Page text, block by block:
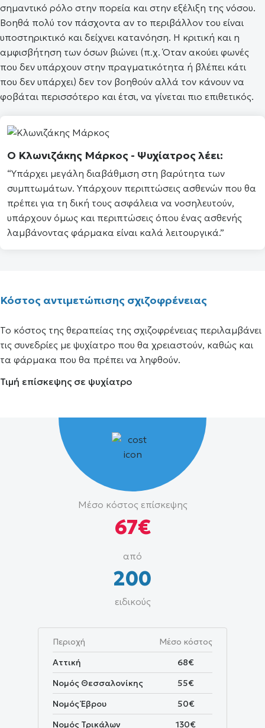
σημαντικό ρόλο στην πορεία και στην εξέλιξη της νόσου.
Βοηθά πολύ τον πάσχοντα αν το περιβάλλον του είναι
υποστηρικτικό και δείχνει κατανόηση. Η κριτική και η
αμφισβήτηση των όσων βιώνει (π.χ. Όταν ακούει φωνές
που δεν υπάρχουν στην πραγματικότητα ή βλέπει κάτι
που δεν υπάρχει) δεν τον βοηθούν αλλά τον κάνουν να
φοβάται περισσότερο και έτσι, να γίνεται πιο επιθετικός.
Ο Κλωνιζάκης Μάρκος - Ψυχίατρος λέει:
“Υπάρχει μεγάλη διαβάθμιση στη βαρύτητα των
συμπτωμάτων. Υπάρχουν περιπτώσεις ασθενών που θα
πρέπει για τη δική τους ασφάλεια να νοσηλευτούν,
υπάρχουν όμως και περιπτώσεις όπου ένας ασθενής
λαμβάνοντας φάρμακα είναι καλά λειτουργικά.”
Κόστος αντιμετώπισης σχιζοφρένειας
Το κόστος της θεραπείας της σχιζοφρένειας περιλαμβάνει
τις συνεδρίες με ψυχίατρο που θα χρειαστούν, καθώς και
τα φάρμακα που θα πρέπει να ληφθούν.
Τιμή επίσκεψης σε ψυχίατρο
Μέσο κόστος επίσκεψης
67€
από
200
ειδικούς
Περιοχή
Μέσο κόστος
Αττική
68€
Νομός Θεσσαλονίκης
55€
Νομός Έβρου
50€
Νομός Τρικάλων
130€